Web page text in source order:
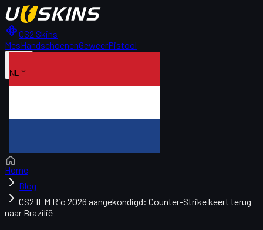
CS2 Skins
MesHandschoenenGeweerPistool
NL
Home
Blog
CS2 IEM Rio 2026 aangekondigd: Counter-Strike keert terug
naar Brazilië